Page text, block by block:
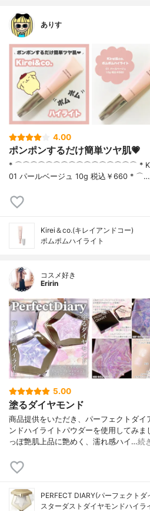
ありす
4.00
ポンポンするだけ簡単ツヤ肌💗
* ⌒⌒⌒⌒⌒⌒⌒⌒⌒⌒⌒⌒⌒⌒⌒⌒ *
01 パールベージュ 10g 税込￥660 * ⌒…
Kirei＆co.(キレイアンドコー)
ポムポムハイライト
コスメ好き
Eririn
5.00
塗るダイヤモンド
商品提供をいただき、パーフェクトダイ
ンドハイライトパウダーを使用してみ
っぽ艶肌上品に艶めく、濡れ感ハイ…続
PERFECT DIARY(パーフェクトダ
スターダストダイヤモンドハイラ